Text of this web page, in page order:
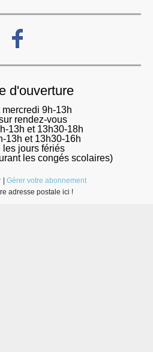
d'ouverture
mercredi 9h-13h
rendez-vous
13h et 13h30-18h
13h et 13h30-16h
les jours fériés
les congés scolaires)
Gérer votre abonnement
adresse postale ici !